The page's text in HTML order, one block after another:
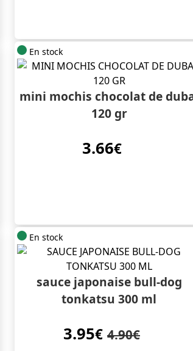
En stock
mini mochis chocolat de
120 gr
3.66€
En stock
sauce japonaise bull-dog
tonkatsu 300 ml
3.95€ 4.90€